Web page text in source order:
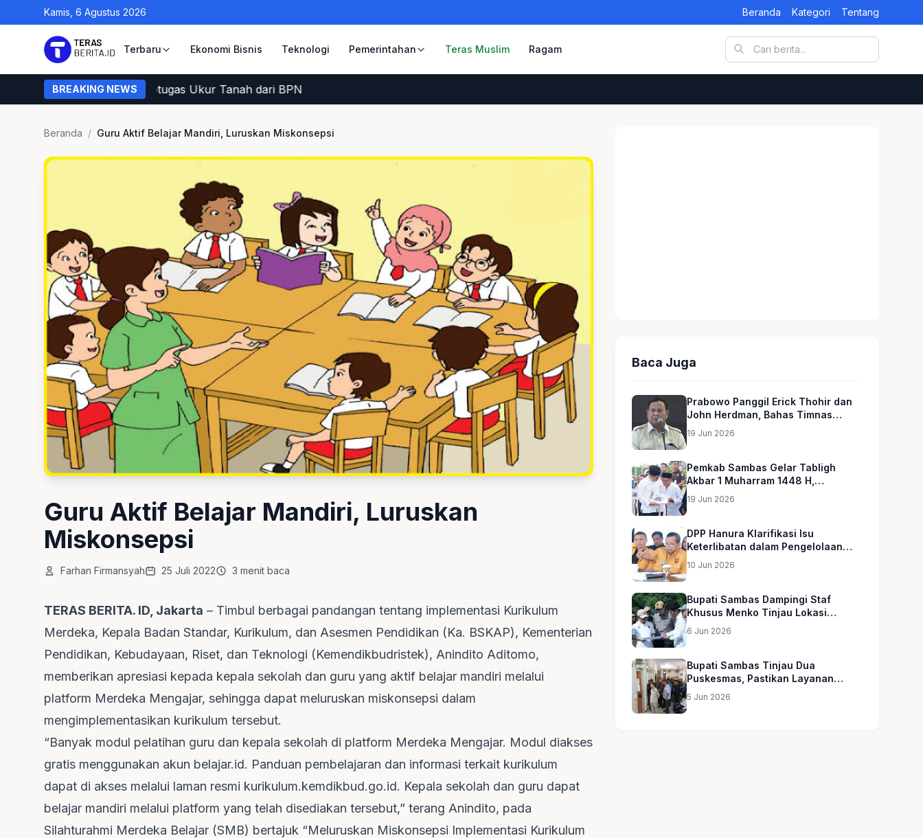
Kamis, 6 Agustus 2026 Beranda Kategori Tentang
Terbaru Ekonomi Bisnis Teknologi Pemerintahan Teras Muslim Ragam
BREAKING NEWS
Warga Memastikan Petugas Ukur Tanah dari BPN
Beranda / Guru Aktif Belajar Mandiri, Luruskan Miskonsepsi
Guru Aktif Belajar Mandiri, Luruskan
Miskonsepsi
Farhan Firmansyah 25 Juli 2022 3 menit baca
TERAS BERITA. ID, Jakarta – Timbul berbagai pandangan tentang implementasi Kurikulum
Merdeka, Kepala Badan Standar, Kurikulum, dan Asesmen Pendidikan (Ka. BSKAP), Kementerian
Pendidikan, Kebudayaan, Riset, dan Teknologi (Kemendikbudristek), Anindito Aditomo,
memberikan apresiasi kepada kepala sekolah dan guru yang aktif belajar mandiri melalui
platform Merdeka Mengajar, sehingga dapat meluruskan miskonsepsi dalam
mengimplementasikan kurikulum tersebut.
“Banyak modul pelatihan guru dan kepala sekolah di platform Merdeka Mengajar. Modul diakses
gratis menggunakan akun belajar.id. Panduan pembelajaran dan informasi terkait kurikulum
dapat di akses melalui laman resmi kurikulum.kemdikbud.go.id. Kepala sekolah dan guru dapat
belajar mandiri melalui platform yang telah disediakan tersebut,” terang Anindito, pada
Silahturahmi Merdeka Belajar (SMB) bertajuk “Meluruskan Miskonsepsi Implementasi Kurikulum
Baca Juga
Prabowo Panggil Erick Thohir dan
John Herdman, Bahas Timnas
Indonesia
19 Jun 2026
Pemkab Sambas Gelar Tabligh
Akbar 1 Muharram 1448 H,
Serahkan Hadiah Umroh untuk Guru
19 Jun 2026
DPP Hanura Klarifikasi Isu
Keterlibatan dalam Pengelolaan
MBG
10 Jun 2026
Bupati Sambas Dampingi Staf
Khusus Menko Tinjau Lokasi
Sekolah Rakyat
6 Jun 2026
Bupati Sambas Tinjau Dua
Puskesmas, Pastikan Layanan
Kesehatan Merata
5 Jun 2026